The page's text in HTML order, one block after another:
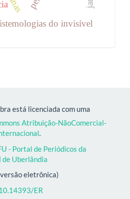
do invisível
está licenciada com uma
Atribuição-NãoComercial-
.
- Portal de Periódicos da
de Uberlândia
eletrônica)
ER